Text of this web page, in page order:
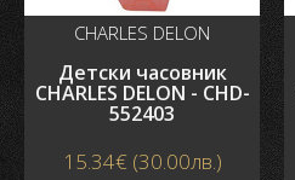
CHARLES DELON
Детски часовник
CHARLES DELON - CHD-
552403
15.34€ (30.00лв.)